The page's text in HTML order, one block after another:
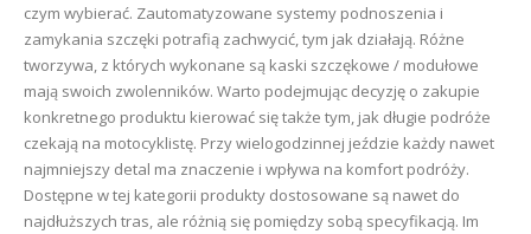
czym wybierać. Zautomatyzowane systemy podnoszenia i
zamykania szczęki potrafią zachwycić, tym jak działają. Różne
tworzywa, z których wykonane są kaski szczękowe / modułowe
mają swoich zwolenników. Warto podejmując decyzję o zakupie
konkretnego produktu kierować się także tym, jak długie podróże
czekają na motocyklistę. Przy wielogodzinnej jeździe każdy nawet
najmniejszy detal ma znaczenie i wpływa na komfort podróży.
Dostępne w tej kategorii produkty dostosowane są nawet do
najdłuższych tras, ale różnią się pomiędzy sobą specyfikacją. Im